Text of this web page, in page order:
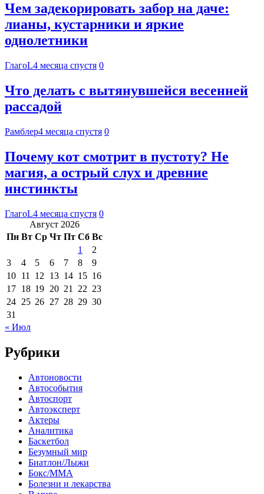
Чем задекорировать забор на даче:
лианы, кустарники и яркие
однолетники
ГлагоL4 месяца спустя 0
Что делать с вытянувшейся весенней
рассадой
Рамблер4 месяца спустя 0
Почему кот смотрит в пустоту? Не
магия, а острый слух и древние
инстинкты
ГлагоL4 месяца спустя 0
Август 2026
Пн Вт Ср Чт Пт Сб Вс
1
2
3
4 5 6 7 8
9
10 11 12 13 14 15 16
17 18 19 20 21 22 23
24 25 26 27 28 29 30
31
« Июл
Рубрики
Автоновости
Автособытия
Автоспорт
Автоэксперт
Актеры
Аналитика
Баскетбол
Безумный мир
Биатлон/Лыжи
Бокс/MMA
Болезни и лекарства